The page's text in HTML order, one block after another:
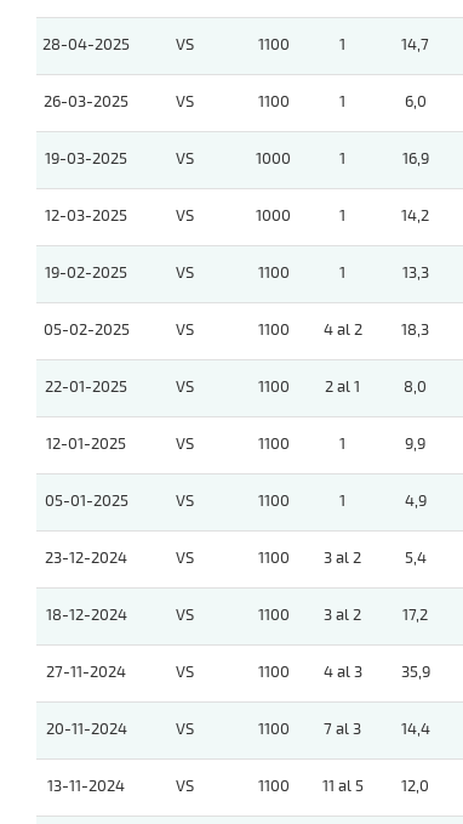
28-04-2025 VS 1100 1 14,7
26-03-2025 VS 1100 1 6,0
19-03-2025 VS 1000 1 16,9
12-03-2025 VS 1000 1 14,2
19-02-2025 VS 1100 1 13,3
05-02-2025 VS 1100 4 al 2 18,3
22-01-2025 VS 1100 2 al 1 8,0
12-01-2025 VS 1100 1 9,9
05-01-2025 VS 1100 1 4,9
23-12-2024 VS 1100 3 al 2 5,4
18-12-2024 VS 1100 3 al 2 17,2
27-11-2024 VS 1100 4 al 3 35,9
20-11-2024 VS 1100 7 al 3 14,4
13-11-2024 VS 1100 11 al 5 12,0